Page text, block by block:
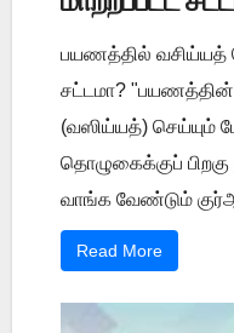
பயணத்தில் வசிய்யத்
சட்டமா?
(வஸிய்யத்) செய்யும்
தொழுகைக்குப் பிறகு
வாங்க வேண்டும்
Read More